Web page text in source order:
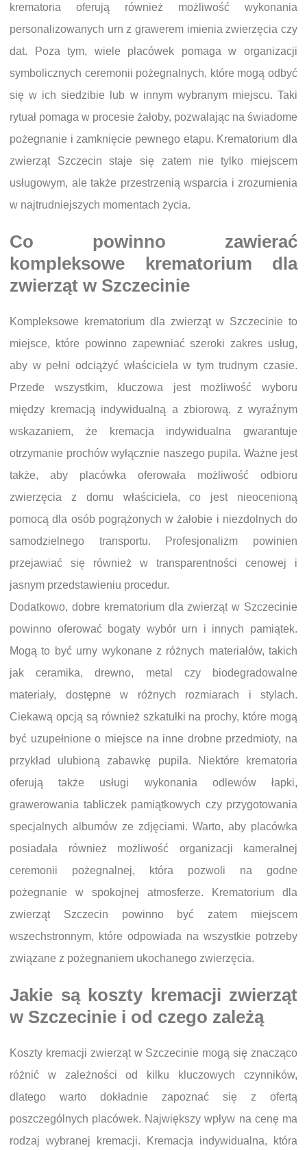
krematoria oferują również możliwość wykonania
personalizowanych urn z grawerem imienia zwierzęcia czy
dat. Poza tym, wiele placówek pomaga w organizacji
symbolicznych ceremonii pożegnalnych, które mogą odbyć
się w ich siedzibie lub w innym wybranym miejscu. Taki
rytuał pomaga w procesie żałoby, pozwalając na świadome
pożegnanie i zamknięcie pewnego etapu. Krematorium dla
zwierząt Szczecin staje się zatem nie tylko miejscem
usługowym, ale także przestrzenią wsparcia i zrozumienia
w najtrudniejszych momentach życia.
Co powinno zawierać
kompleksowe krematorium dla
zwierząt w Szczecinie
Kompleksowe krematorium dla zwierząt w Szczecinie to
miejsce, które powinno zapewniać szeroki zakres usług,
aby w pełni odciążyć właściciela w tym trudnym czasie.
Przede wszystkim, kluczowa jest możliwość wyboru
między kremacją indywidualną a zbiorową, z wyraźnym
wskazaniem, że kremacja indywidualna gwarantuje
otrzymanie prochów wyłącznie naszego pupila. Ważne jest
także, aby placówka oferowała możliwość odbioru
zwierzęcia z domu właściciela, co jest nieocenioną
pomocą dla osób pogrążonych w żałobie i niezdolnych do
samodzielnego transportu. Profesjonalizm powinien
przejawiać się również w transparentności cenowej i
jasnym przedstawieniu procedur.
Dodatkowo, dobre krematorium dla zwierząt w Szczecinie
powinno oferować bogaty wybór urn i innych pamiątek.
Mogą to być urny wykonane z różnych materiałów, takich
jak ceramika, drewno, metal czy biodegradowalne
materiały, dostępne w różnych rozmiarach i stylach.
Ciekawą opcją są również szkatułki na prochy, które mogą
być uzupełnione o miejsce na inne drobne przedmioty, na
przykład ulubioną zabawkę pupila. Niektóre krematoria
oferują także usługi wykonania odlewów łapki,
grawerowania tabliczek pamiątkowych czy przygotowania
specjalnych albumów ze zdjęciami. Warto, aby placówka
posiadała również możliwość organizacji kameralnej
ceremonii pożegnalnej, która pozwoli na godne
pożegnanie w spokojnej atmosferze. Krematorium dla
zwierząt Szczecin powinno być zatem miejscem
wszechstronnym, które odpowiada na wszystkie potrzeby
związane z pożegnaniem ukochanego zwierzęcia.
Jakie są koszty kremacji zwierząt
w Szczecinie i od czego zależą
Koszty kremacji zwierząt w Szczecinie mogą się znacząco
różnić w zależności od kilku kluczowych czynników,
dlatego warto dokładnie zapoznać się z ofertą
poszczególnych placówek. Największy wpływ na cenę ma
rodzaj wybranej kremacji. Kremacja indywidualna, która